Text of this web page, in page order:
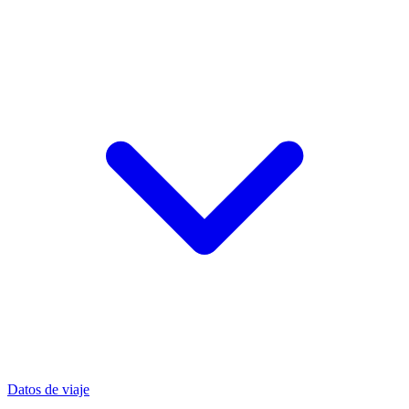
Datos de viaje